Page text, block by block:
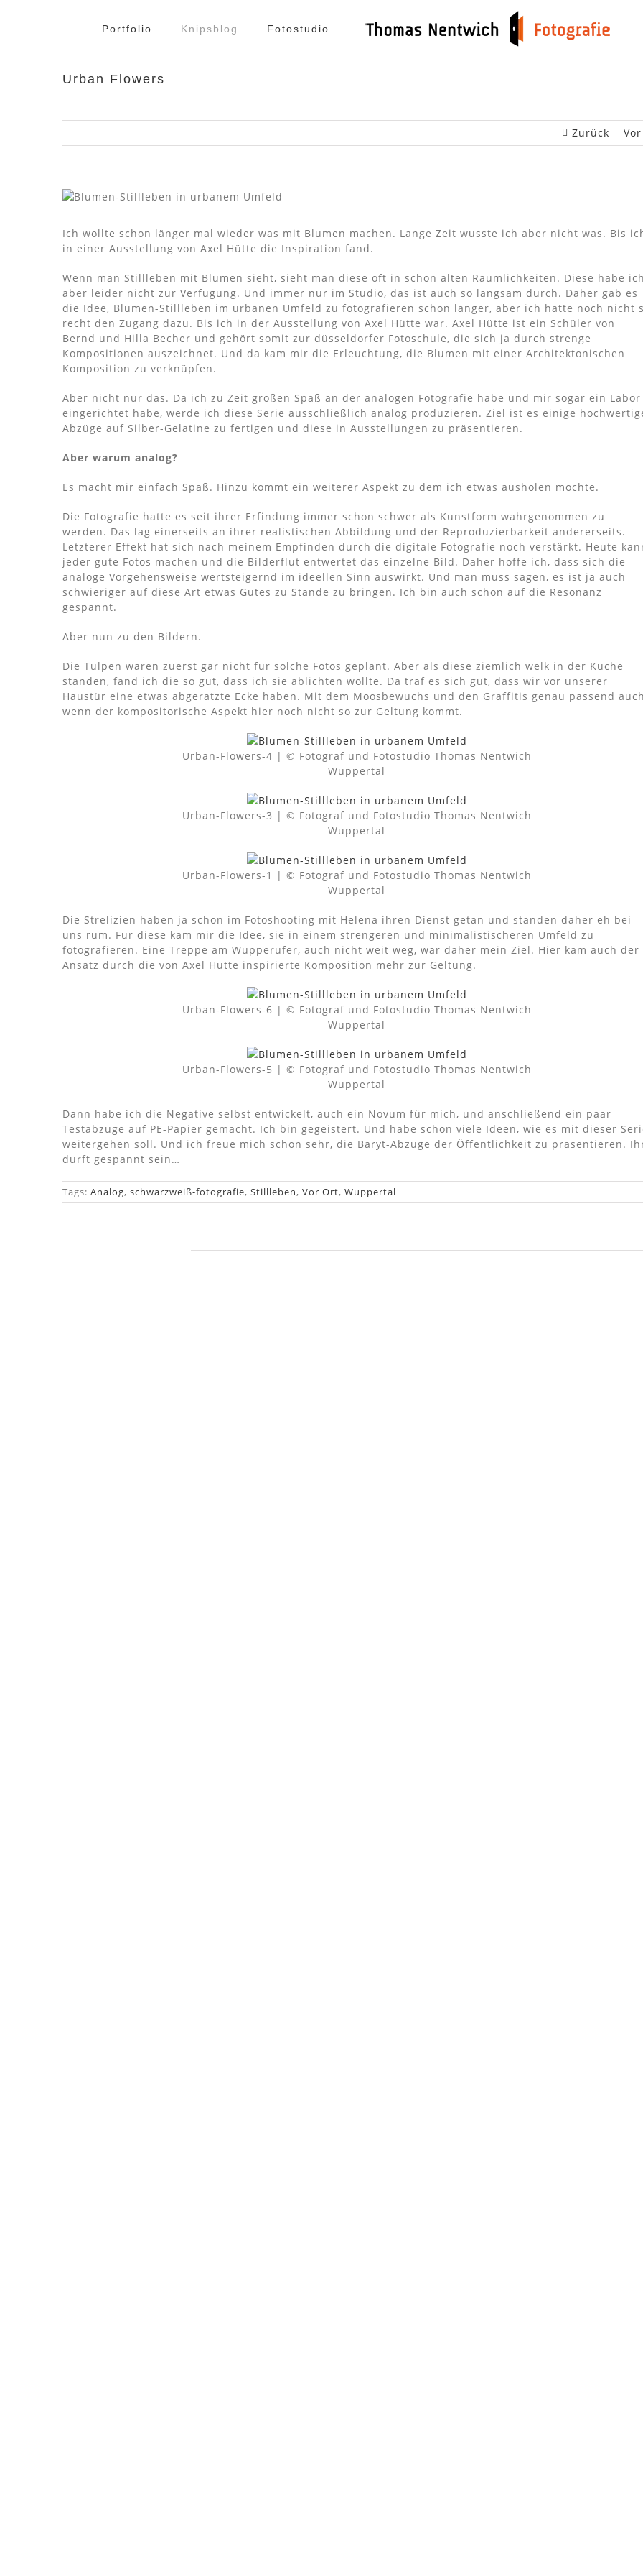
Portfolio Knipsblog Fotostudio
Urban Flowers
Zurück Vor
Ich wollte schon länger mal wieder was mit Blumen machen. Lange Zeit wusste ich aber nicht was. Bis
in einer Ausstellung von Axel Hütte die Inspiration fand.
Wenn man Stillleben mit Blumen sieht, sieht man diese oft in schön alten Räumlichkeiten. Diese habe
aber leider nicht zur Verfügung. Und immer nur im Studio, das ist auch so langsam durch. Daher gab es
die Idee, Blumen-Stillleben im urbanen Umfeld zu fotografieren schon länger, aber ich hatte noch nicht
recht den Zugang dazu. Bis ich in der Ausstellung von Axel Hütte war. Axel Hütte ist ein Schüler von
Bernd und Hilla Becher und gehört somit zur düsseldorfer Fotoschule, die sich ja durch strenge
Kompositionen auszeichnet. Und da kam mir die Erleuchtung, die Blumen mit einer Architektonischen
Komposition zu verknüpfen.
Aber nicht nur das. Da ich zu Zeit großen Spaß an der analogen Fotografie habe und mir sogar ein Labor
eingerichtet habe, werde ich diese Serie ausschließlich analog produzieren. Ziel ist es einige
Abzüge auf Silber-Gelatine zu fertigen und diese in Ausstellungen zu präsentieren.
Aber warum analog?
Es macht mir einfach Spaß. Hinzu kommt ein weiterer Aspekt zu dem ich etwas ausholen möchte.
Die Fotografie hatte es seit ihrer Erfindung immer schon schwer als Kunstform wahrgenommen zu
werden. Das lag einerseits an ihrer realistischen Abbildung und der Reproduzierbarkeit andererseits.
Letzterer Effekt hat sich nach meinem Empfinden durch die digitale Fotografie noch verstärkt. Heute
jeder gute Fotos machen und die Bilderflut entwertet das einzelne Bild. Daher hoffe ich, dass sich die
analoge Vorgehensweise wertsteigernd im ideellen Sinn auswirkt. Und man muss sagen, es ist ja auch
schwieriger auf diese Art etwas Gutes zu Stande zu bringen. Ich bin auch schon auf die Resonanz
gespannt.
Aber nun zu den Bildern.
Die Tulpen waren zuerst gar nicht für solche Fotos geplant. Aber als diese ziemlich welk in der Küche
standen, fand ich die so gut, dass ich sie ablichten wollte. Da traf es sich gut, dass wir vor unserer
Haustür eine etwas abgeratzte Ecke haben. Mit dem Moosbewuchs und den Graffitis genau passend
wenn der kompositorische Aspekt hier noch nicht so zur Geltung kommt.
Urban-Flowers-4 | © Fotograf und Fotostudio Thomas Nentwich
Wuppertal
Urban-Flowers-3 | © Fotograf und Fotostudio Thomas Nentwich
Wuppertal
Urban-Flowers-1 | © Fotograf und Fotostudio Thomas Nentwich
Wuppertal
Die Strelizien haben ja schon im Fotoshooting mit Helena ihren Dienst getan und standen daher eh bei
uns rum. Für diese kam mir die Idee, sie in einem strengeren und minimalistischeren Umfeld zu
fotografieren. Eine Treppe am Wupperufer, auch nicht weit weg, war daher mein Ziel. Hier kam auch der
Ansatz durch die von Axel Hütte inspirierte Komposition mehr zur Geltung.
Urban-Flowers-6 | © Fotograf und Fotostudio Thomas Nentwich
Wuppertal
Urban-Flowers-5 | © Fotograf und Fotostudio Thomas Nentwich
Wuppertal
Dann habe ich die Negative selbst entwickelt, auch ein Novum für mich, und anschließend ein paar
Testabzüge auf PE-Papier gemacht. Ich bin gegeistert. Und habe schon viele Ideen, wie es mit dieser
weitergehen soll. Und ich freue mich schon sehr, die Baryt-Abzüge der Öffentlichkeit zu präsentieren.
dürft gespannt sein…
Tags: Analog, schwarzweiß-fotografie, Stillleben, Vor Ort, Wuppertal